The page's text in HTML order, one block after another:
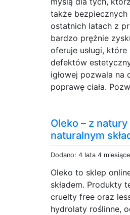
także
ostatnich latach z
bardzo prężnie
oferuje usługi,
defektów
igłowej pozwala na
poprawę ciała.
Oleko – z
naturalnym
Dodano: 4 lata 4
Oleko to sklep
składem. Produkty
cruelty free oraz
hydrolaty roślinne,